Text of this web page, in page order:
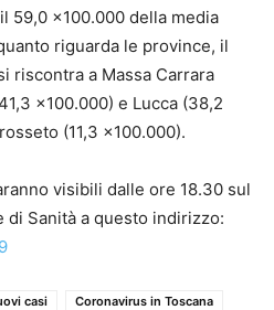
59,0 x100.000 della media
riguarda le province, il
riscontra a Massa Carrara
x100.000) e Lucca (38,2
(11,3 x100.000).
visibili dalle ore 18.30 sul
di Sanità a questo indirizzo:
casi
Coronavirus in Toscana